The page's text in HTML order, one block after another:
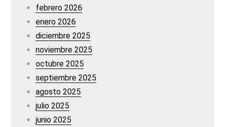
febrero 2026
enero 2026
diciembre 2025
noviembre 2025
octubre 2025
septiembre 2025
agosto 2025
julio 2025
junio 2025